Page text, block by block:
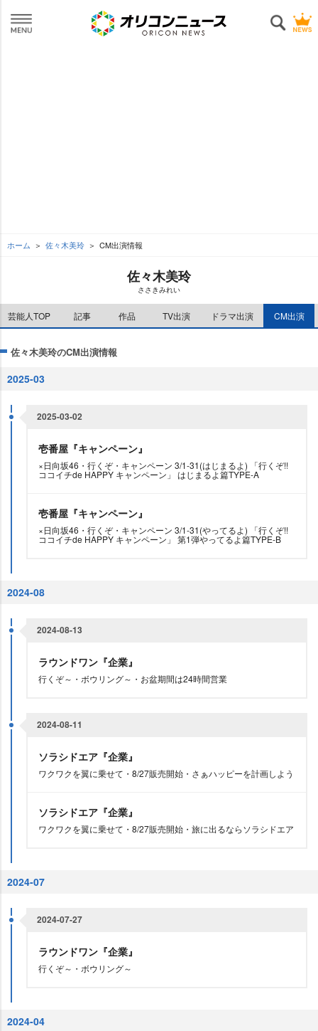
ホーム 佐々木美玲 CM出演情報
佐々木美玲
ささきみれい
芸能人TOP 記事 作品 TV出演 ドラマ出演 CM出演
佐々木美玲のCM出演情報
2025-03
2025-03-02
壱番屋『キャンペーン』
×日向坂46・行くぞ・キャンペーン 3/1-31(はじまるよ) 「行くぞ!!
ココイチde HAPPY キャンペーン」 はじまるよ篇TYPE-A
壱番屋『キャンペーン』
×日向坂46・行くぞ・キャンペーン 3/1-31(やってるよ) 「行くぞ!!
ココイチde HAPPY キャンペーン」 第1弾やってるよ篇TYPE-B
2024-08
2024-08-13
ラウンドワン『企業』
行くぞ～・ボウリング～・お盆期間は24時間営業
2024-08-11
ソラシドエア『企業』
ワクワクを翼に乗せて・8/27販売開始・さぁハッピーを計画しよう
ソラシドエア『企業』
ワクワクを翼に乗せて・8/27販売開始・旅に出るならソラシドエア
2024-07
2024-07-27
ラウンドワン『企業』
行くぞ～・ボウリング～
2024-04